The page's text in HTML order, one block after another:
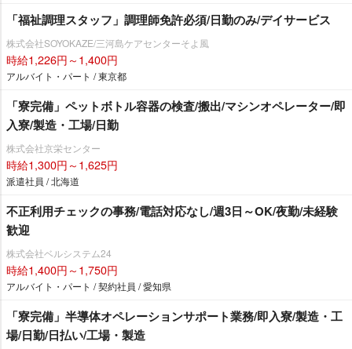
「福祉調理スタッフ」調理師免許必須/日勤のみ/デイサービス
株式会社SOYOKAZE/三河島ケアセンターそよ風
時給1,226円～1,400円
アルバイト・パート / 東京都
「寮完備」ペットボトル容器の検査/搬出/マシンオペレーター/即
入寮/製造・工場/日勤
株式会社京栄センター
時給1,300円～1,625円
派遣社員 / 北海道
不正利用チェックの事務/電話対応なし/週3日～OK/夜勤/未経験
歓迎
株式会社ベルシステム24
時給1,400円～1,750円
アルバイト・パート / 契約社員 / 愛知県
「寮完備」半導体オペレーションサポート業務/即入寮/製造・工
場/日勤/日払い/工場・製造